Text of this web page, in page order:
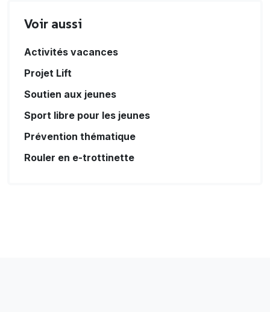
Voir aussi
Activités vacances
Projet Lift
Soutien aux jeunes
Sport libre pour les jeunes
Prévention thématique
Rouler en e-trottinette